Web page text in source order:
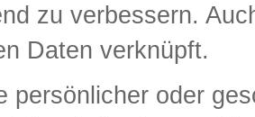
zu verbessern.
Daten verknüpft.
persönlicher oder